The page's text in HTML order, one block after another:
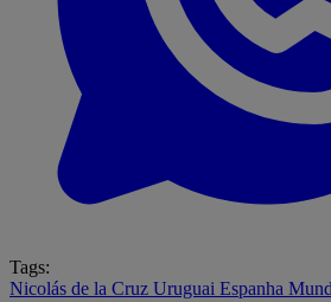
Tags:
Nicolás de la Cruz Uruguai Espanha